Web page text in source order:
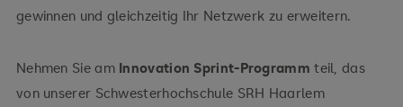
gewinnen und gleichzeitig Ihr Netzwerk zu erweitern.
Nehmen Sie am Innovation Sprint-Programm teil, das
von unserer Schwesterhochschule SRH Haarlem